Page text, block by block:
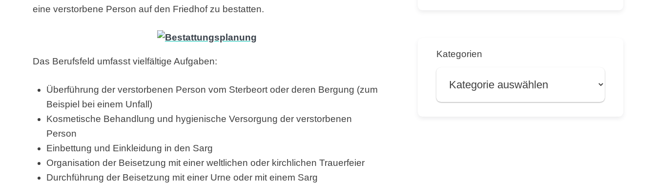
eine verstorbene Person auf den Friedhof zu bestatten.
Das Berufsfeld umfasst vielfältige Aufgaben:
Überführung der verstorbenen Person vom Sterbeort oder deren Bergung (zum
Beispiel bei einem Unfall)
Kosmetische Behandlung und hygienische Versorgung der verstorbenen
Person
Einbettung und Einkleidung in den Sarg
Organisation der Beisetzung mit einer weltlichen oder kirchlichen Trauerfeier
Durchführung der Beisetzung mit einer Urne oder mit einem Sarg
Kategorien